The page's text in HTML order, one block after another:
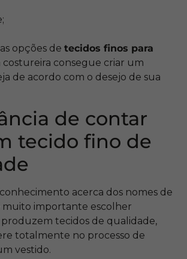
opções de tecidos finos para
costureira consegue criar um
de acordo com o desejo de sua
de contar
tecido fino de
acerca dos nomes de
muito importante escolher
tecidos de qualidade,
totalmente no processo de
vestido.